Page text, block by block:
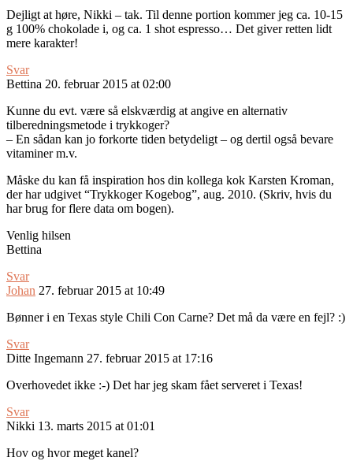
Dejligt at høre, Nikki – tak. Til denne portion kommer jeg ca. 10-15
g 100% chokolade i, og ca. 1 shot espresso… Det giver retten lidt
mere karakter!
Svar
Bettina 20. februar 2015 at 02:00
Kunne du evt. være så elskværdig at angive en alternativ
tilberedningsmetode i trykkoger?
– En sådan kan jo forkorte tiden betydeligt – og dertil også bevare
vitaminer m.v.
Måske du kan få inspiration hos din kollega kok Karsten Kroman,
der har udgivet “Trykkoger Kogebog”, aug. 2010. (Skriv, hvis du
har brug for flere data om bogen).
Venlig hilsen
Bettina
Svar
Johan 27. februar 2015 at 10:49
Bønner i en Texas style Chili Con Carne? Det må da være en fejl? :)
Svar
Ditte Ingemann 27. februar 2015 at 17:16
Overhovedet ikke :-) Det har jeg skam fået serveret i Texas!
Svar
Nikki 13. marts 2015 at 01:01
Hov og hvor meget kanel?